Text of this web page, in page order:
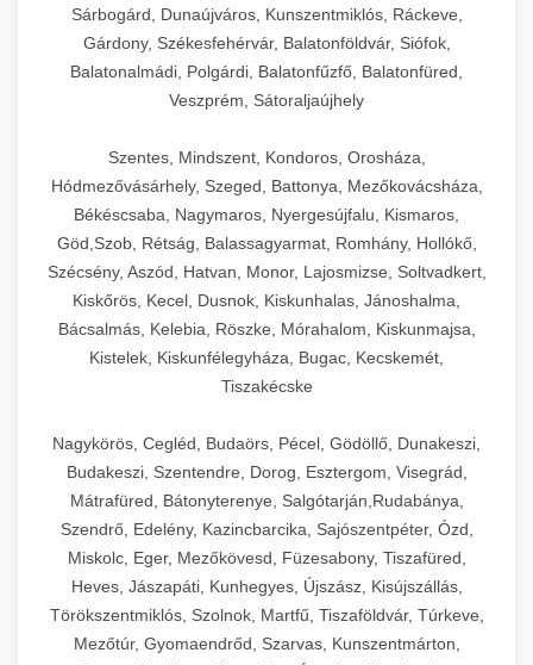
Sárbogárd, Dunaújváros, Kunszentmiklós, Ráckeve,
Gárdony, Székesfehérvár, Balatonföldvár, Siófok,
Balatonalmádi, Polgárdi, Balatonfűzfő, Balatonfüred,
Veszprém, Sátoraljaújhely
Szentes, Mindszent, Kondoros, Orosháza,
Hódmezővásárhely, Szeged, Battonya, Mezőkovácsháza,
Békéscsaba, Nagymaros, Nyergesújfalu, Kismaros,
Göd,Szob, Rétság, Balassagyarmat, Romhány, Hollókő,
Szécsény, Aszód, Hatvan, Monor, Lajosmizse, Soltvadkert,
Kiskőrös, Kecel, Dusnok, Kiskunhalas, Jánoshalma,
Bácsalmás, Kelebia, Röszke, Mórahalom, Kiskunmajsa,
Kistelek, Kiskunfélegyháza, Bugac, Kecskemét,
Tiszakécske
Nagykörös, Cegléd, Budaörs, Pécel, Gödöllő, Dunakeszi,
Budakeszi, Szentendre, Dorog, Esztergom, Visegrád,
Mátrafüred, Bátonyterenye, Salgótarján,Rudabánya,
Szendrő, Edelény, Kazincbarcika, Sajószentpéter, Ózd,
Miskolc, Eger, Mezőkövesd, Füzesabony, Tiszafüred,
Heves, Jászapáti, Kunhegyes, Újszász, Kisújszállás,
Törökszentmiklós, Szolnok, Martfű, Tiszaföldvár, Túrkeve,
Mezőtúr, Gyomaendrőd, Szarvas, Kunszentmárton,